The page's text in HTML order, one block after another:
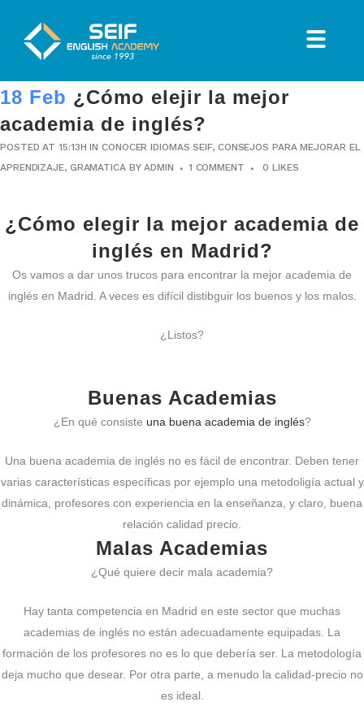
18 Feb ¿Cómo elejir la mejor
academia de inglés?
POSTED AT 15:13H INCONOCER IDIOMAS SEIF, CONSEJOS PARA MEJORAR EL
APRENDIZAJE, GRAMATICA BYADMIN 1 COMMENT 0 LIKES
¿Cómo elegir la mejor academia de
inglés en Madrid?
Os vamos a dar unos trucos para encontrar la mejor academia de
inglés en Madrid. A veces es difícil distibguir los buenos y los malos.
¿Listos?
Buenas Academias
¿En qué consiste una buena academia de inglés?
Una buena academia de inglés no es fácil de encontrar. Deben tener
varias características específicas por ejemplo una metodoligía actual y
dinámica, profesores con experiencia en la enseñanza, y claro, buena
relación calidad precio.
Malas Academias
¿Qué quiere decir mala academia?
Hay tanta competencia en Madrid en este sector que muchas
academias de inglés no están adecuadamente equipadas. La
formación de los profesores no es lo que debería ser. La metodología
deja mucho que desear. Por otra parte, a menudo la calidad-precio no
es ideal.